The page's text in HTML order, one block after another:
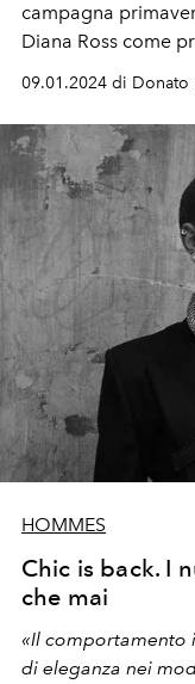
campagna
Diana Ross come
09.01.2024 di
HOMMES
Chic is back. I
che mai
«Il comportamento
di eleganza nei